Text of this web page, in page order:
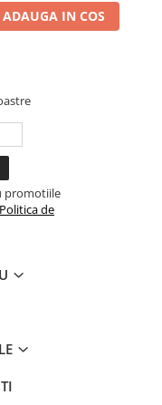
ADAUGA IN COS
promotiile
Politica de